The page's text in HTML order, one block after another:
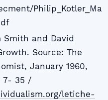
Philip_Kotler_Ma
Smith and David
Source: The
January 1960,
7- 35 /
letiche-